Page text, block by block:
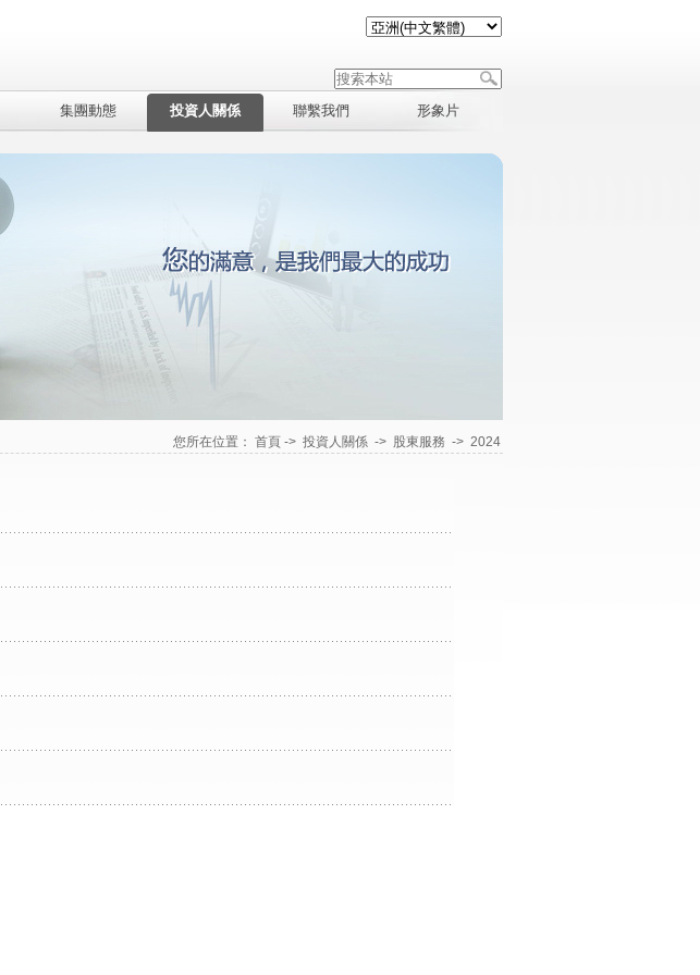
集團動態 投資人關係 聯繫我們 形象片
您所在位置： 首頁-> 投資人關係-> 股東服務 -> 2024